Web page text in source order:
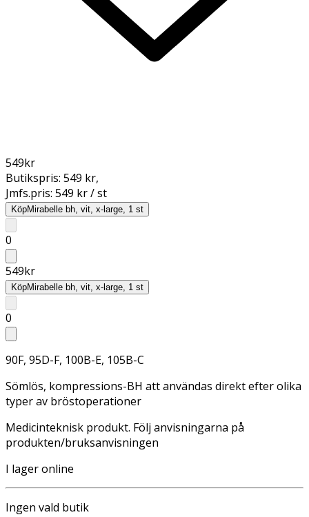
549kr
Butikspris: 549 kr,
Jmfs.pris: 549 kr / st
KöpMirabelle bh, vit, x-large, 1 st
0
549kr
KöpMirabelle bh, vit, x-large, 1 st
0
90F, 95D-F, 100B-E, 105B-C
Sömlös, kompressions-BH att användas direkt efter olika
typer av bröstoperationer
Medicinteknisk produkt. Följ anvisningarna på
produkten/bruksanvisningen
I lager online
Ingen vald butik